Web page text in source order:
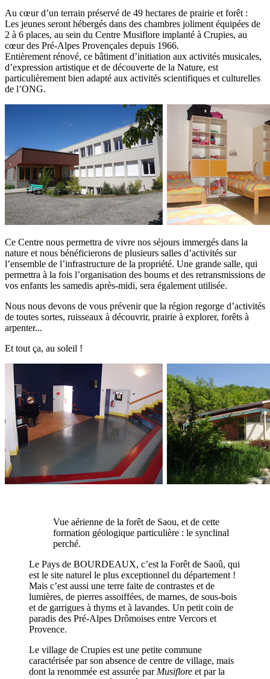
Au cœur d’un terrain préservé de 49 hectares de prairie et forêt :
Les jeunes seront hébergés dans des chambres joliment équipées de
2 à 6 places, au sein du Centre Musiflore implanté à Crupies, au
cœur des Pré-Alpes Provençales depuis 1966.
Entièrement rénové, ce bâtiment d’initiation aux activités musicales,
d’expression artistique et de découverte de la Nature, est
particulièrement bien adapté aux activités scientifiques et culturelles
de l’ONG.
Ce Centre nous permettra de vivre nos séjours immergés dans la
nature et nous bénéficierons de plusieurs salles d’activités sur
l’ensemble de l’infrastructure de la propriété. Une grande salle, qui
permettra à la fois l’organisation des boums et des retransmissions de
vos enfants les samedis après-midi, sera également utilisée.
Nous nous devons de vous prévenir que la région regorge d’activités
de toutes sortes, ruisseaux à découvrir, prairie à explorer, forêts à
arpenter...
Et tout ça, au soleil !
Vue aérienne de la forêt de Saou, et de cette
formation géologique particulière : le synclinal
perché.
Le Pays de BOURDEAUX, c’est la Forêt de Saoû, qui
est le site naturel le plus exceptionnel du département !
Mais c’est aussi une terre faite de contrastes et de
lumières, de pierres assoiffées, de marnes, de sous-bois
et de garrigues à thyms et à lavandes. Un petit coin de
paradis des Pré-Alpes Drômoises entre Vercors et
Provence.
Le village de Crupies est une petite commune
caractérisée par son absence de centre de village, mais
dont la renommée est assurée par Musiflore et par la